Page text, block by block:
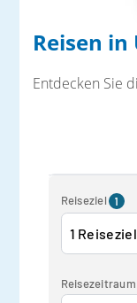
Reisen
Entdecken Sie